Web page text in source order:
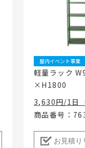
屋内イベント事業
軽量ラック
×H1800
3,630円/1日
商品番号：
お見積り